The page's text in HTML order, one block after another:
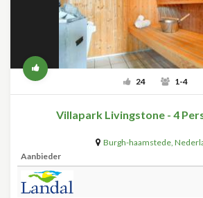
24 1-4
Villapark Livingstone - 4
Burgh-haamstede,
Aanbieder